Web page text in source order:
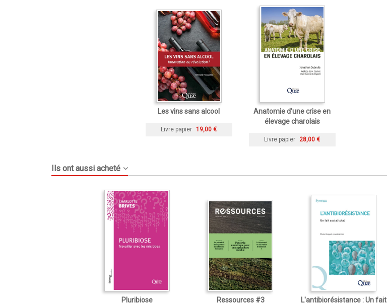
Les vins sans alcool
Livre papier 19,00 €
Anatomie d'une crise en
élevage charolais
Livre papier 28,00 €
Ils ont aussi acheté
Pluribiose Ressources #3 L'antibiorésistance : Un fait